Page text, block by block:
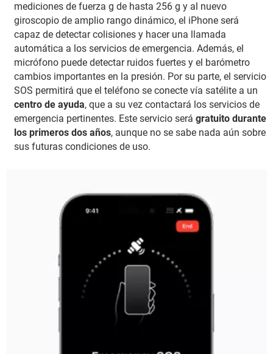
mediciones de fuerza g de hasta 256 g y al nuevo
giroscopio de amplio rango dinámico, el iPhone será
capaz de detectar colisiones y hacer una llamada
automática a los servicios de emergencia. Además, el
micrófono puede detectar ruidos fuertes y el barómetro
cambios importantes en la presión. Por su parte, el servicio
SOS permitirá que el teléfono se conecte vía satélite a un
centro de ayuda, que a su vez contactará los servicios de
emergencia pertinentes. Este servicio será gratuito durante
los primeros dos años, aunque no se sabe nada aún sobre
sus futuras condiciones de uso.